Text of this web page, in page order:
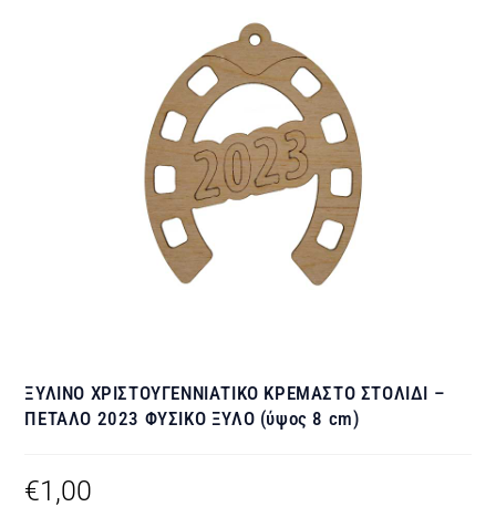
ΞΥΛΙΝΟ ΧΡΙΣΤΟΥΓΕΝΝΙΑΤΙΚΟ ΚΡΕΜΑΣΤΟ ΣΤΟΛΙΔΙ –
ΠΕΤΑΛΟ 2023 ΦΥΣΙΚΟ ΞΥΛΟ (ύψος 8 cm)
€1,00